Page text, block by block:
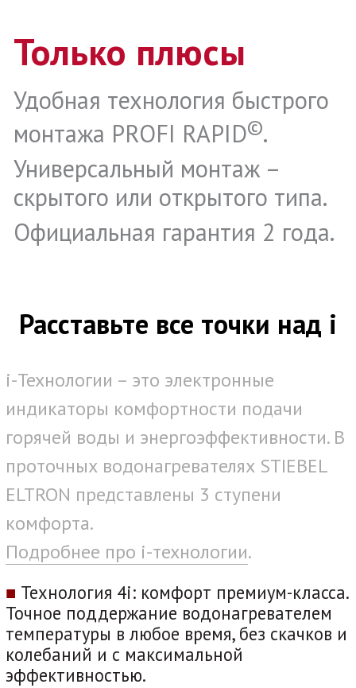
Только плюсы
Удобная технология быстрого
монтажа PROFI RAPID©.
Универсальный монтаж –
скрытого или открытого типа.
Официальная гарантия 2 года.
Расставьте все точки над i
i-Технологии – это электронные
индикаторы комфортности подачи
горячей воды и энергоэффективности. В
проточных водонагревателях STIEBEL
ELTRON представлены 3 ступени
комфорта.
Подробнее про i-технологии.
■ Технология 4i: комфорт премиум-класса.
Точное поддержание водонагревателем
температуры в любое время, без скачков и
колебаний и с максимальной
эффективностью.